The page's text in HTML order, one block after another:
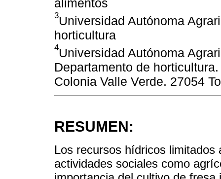
alimentos
3Universidad Autónoma
horticultura
4Universidad Autónoma
Departamento de
Colonia Valle Verde. 27054
RESUMEN:
Los recursos hídricos
actividades sociales como